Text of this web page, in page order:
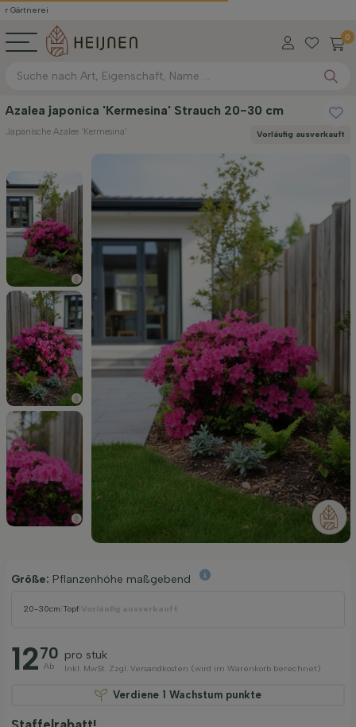
0
Azalea japonica 'Kermesina' Strauch 20-30 cm
Japanische Azalee 'Kermesina' Vorläufig ausverkauft
Größe: Pflanzenhöhe maßgebend
20-30cm Topf
1270
Ab
pro stuk
Inkl. MwSt. Zzgl. Versandkosten (wird im Warenkorb berechnet)
Verdiene 1 Wachstum punkte